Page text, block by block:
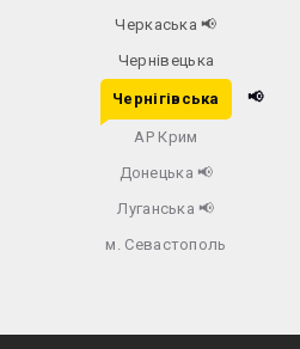
Черкаська📢
Чернівецька
Чернігівська 📢
АР Крим
Донецька 📢
Луганська 📢
м. Севастополь